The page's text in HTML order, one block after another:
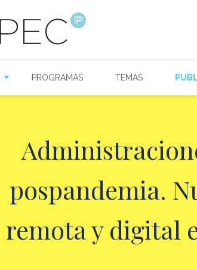
PROGRAMAS TEMAS
pospandemia.
remota y digital